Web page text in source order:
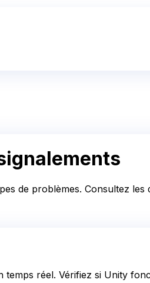
de problèmes. Consultez
réel. Vérifiez si Unity